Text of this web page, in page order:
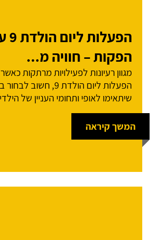
הפקות – חוויה מ...
מגוון רעיונות לפעילויות מרתקות
הפעלות ליום הולדת 9, חשוב
שיתאימו לאופי ותחומי העניין של
המשך קיראה